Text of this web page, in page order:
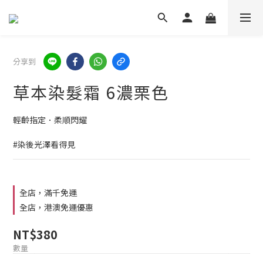
分享到
草本染髮霜 6濃栗色
輕齡指定．柔順閃耀
#染後光澤看得見
全店，滿千免運
全店，港澳免運優惠
NT$380
數量